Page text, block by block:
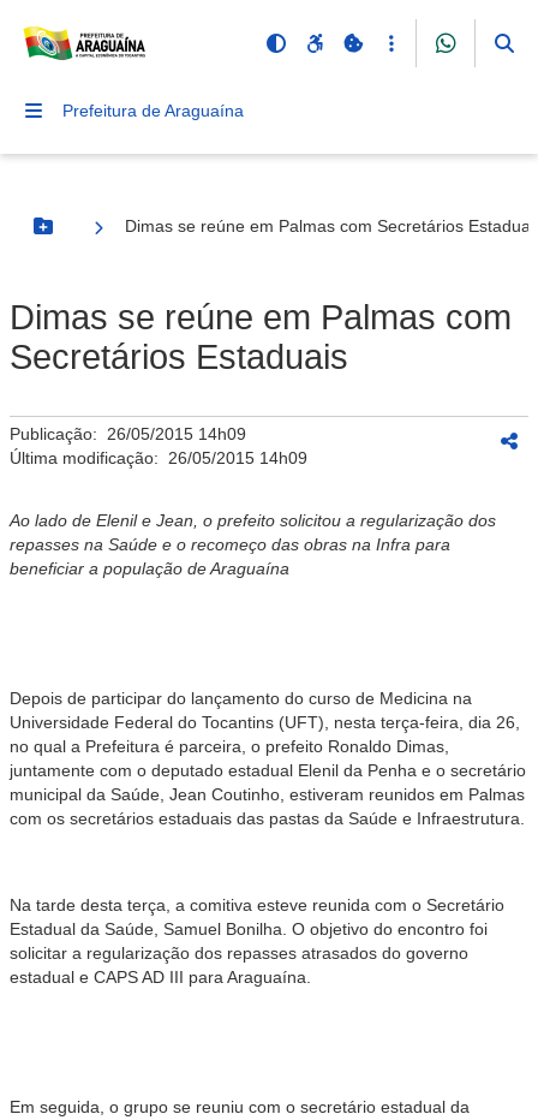
Prefeitura de Araguaína
Botão Menu
Dimas se reúne em Palmas com Secretários
Dimas se reúne em Palmas com
Secretários Estaduais
Publicação: 26/05/2015 14h09
Última modificação: 26/05/2015 14h09
Ao lado de Elenil e Jean, o prefeito solicitou a regularização dos
repasses na Saúde e o recomeço das obras na Infra para
beneficiar a população de Araguaína
Depois de participar do lançamento do curso de Medicina na
Universidade Federal do Tocantins (UFT), nesta terça-feira, dia 26,
no qual a Prefeitura é parceira, o prefeito Ronaldo Dimas,
juntamente com o deputado estadual Elenil da Penha e o secretário
municipal da Saúde, Jean Coutinho, estiveram reunidos em Palmas
com os secretários estaduais das pastas da Saúde e Infraestrutura.
Na tarde desta terça, a comitiva esteve reunida com o Secretário
Estadual da Saúde, Samuel Bonilha. O objetivo do encontro foi
solicitar a regularização dos repasses atrasados do governo
estadual e CAPS AD III para Araguaína.
Em seguida, o grupo se reuniu com o secretário estadual da